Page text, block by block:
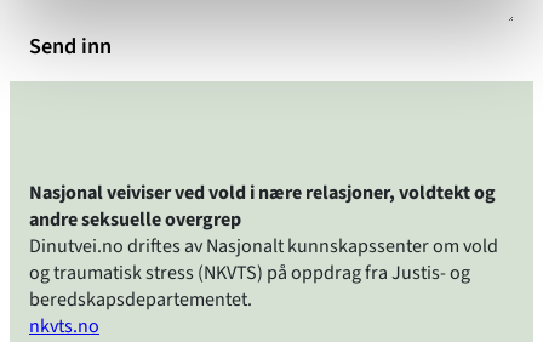
Send inn
Nasjonal veiviser ved vold i nære relasjoner, voldtekt og
andre seksuelle overgrep
Dinutvei.no driftes av Nasjonalt kunnskapssenter om vold
og traumatisk stress (NKVTS) på oppdrag fra Justis- og
beredskapsdepartementet.
nkvts.no